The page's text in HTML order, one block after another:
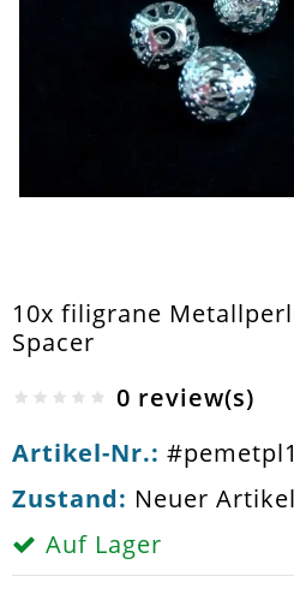
10x filigrane
Spacer
0 review(s)
Artikel-Nr.: #pemetpl1
Zustand: Neuer Artikel
Auf Lager